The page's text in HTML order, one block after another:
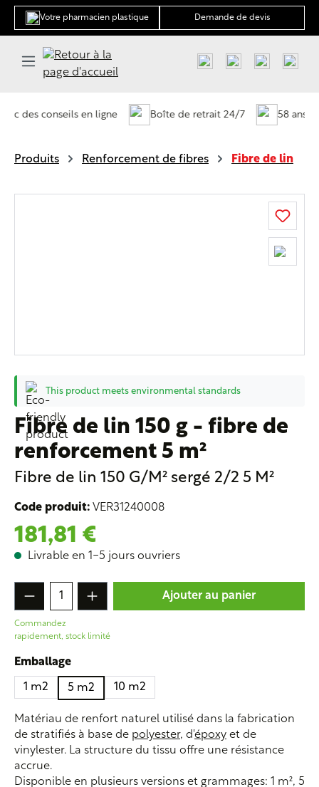
principal
Votre pharmacien plastique Demande de devis
des conseils en ligne Boîte de retrait 24/7 58 ans
Produits Renforcement de fibres Fibre de lin
This product meets environmental standards
Fibre de lin 150 g - fibre de renforcement 5 m²
Fibre de lin 150 g - fibre de
renforcement 5 m²
Fibre de lin 150 G/M² sergé 2/2 5 M²
Code produit: VER31240008
181,81 €
Livrable en 1-5 jours ouvriers
Quantité de produit : Entrez la quantité
Ajouter au panier
Commandez
rapidement, stock limité
Sélectionnez
Emballage
1 m2 5 m2 10 m2
Matériau de renfort naturel utilisé dans la fabrication
de stratifiés à base de polyester, d'époxy et de
vinylester. La structure du tissu offre une résistance
accrue.
Disponible en plusieurs versions et grammages: 1 m², 5